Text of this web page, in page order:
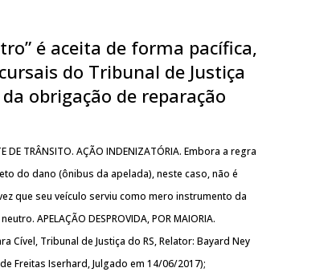
é aceita de forma pacífica,
do Tribunal de Justiça
obrigação de reparação
DE TRÂNSITO. AÇÃO INDENIZATÓRIA. Embora a regra
do dano (ônibus da apelada), neste caso, não é
que seu veículo serviu como mero instrumento da
APELAÇÃO DESPROVIDA, POR MAIORIA.
Cível, Tribunal de Justiça do RS, Relator: Bayard Ney
Freitas Iserhard, Julgado em 14/06/2017);